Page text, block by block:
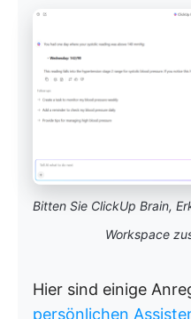
Bitten Sie ClickUp Brain,
Workspace
Hier sind einige
persönlichen